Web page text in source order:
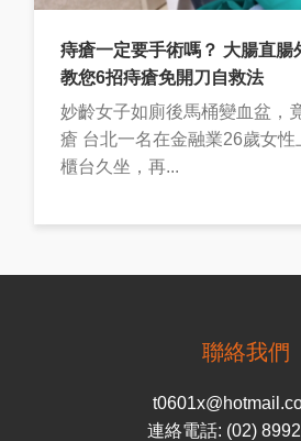
痔瘡一定要手術嗎？ 大腸直腸
教您6招痔瘡免開刀自救法
妙齡女子如廁後馬桶變血盆，
瘡 台北一名在金融業26歲女性
櫃台久坐，再...
聯絡我們
連絡電話: (02)